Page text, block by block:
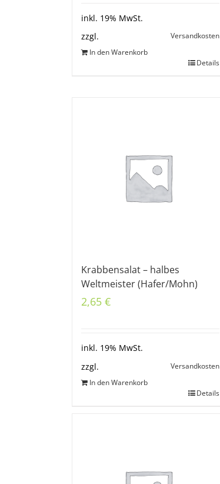
inkl. 19% MwSt.
zzgl.
Versandkosten
In den Warenkorb
Details
Krabbensalat – halbes
Weltmeister (Hafer/Mohn)
2,65 €
inkl. 19% MwSt.
zzgl.
Versandkosten
In den Warenkorb
Details